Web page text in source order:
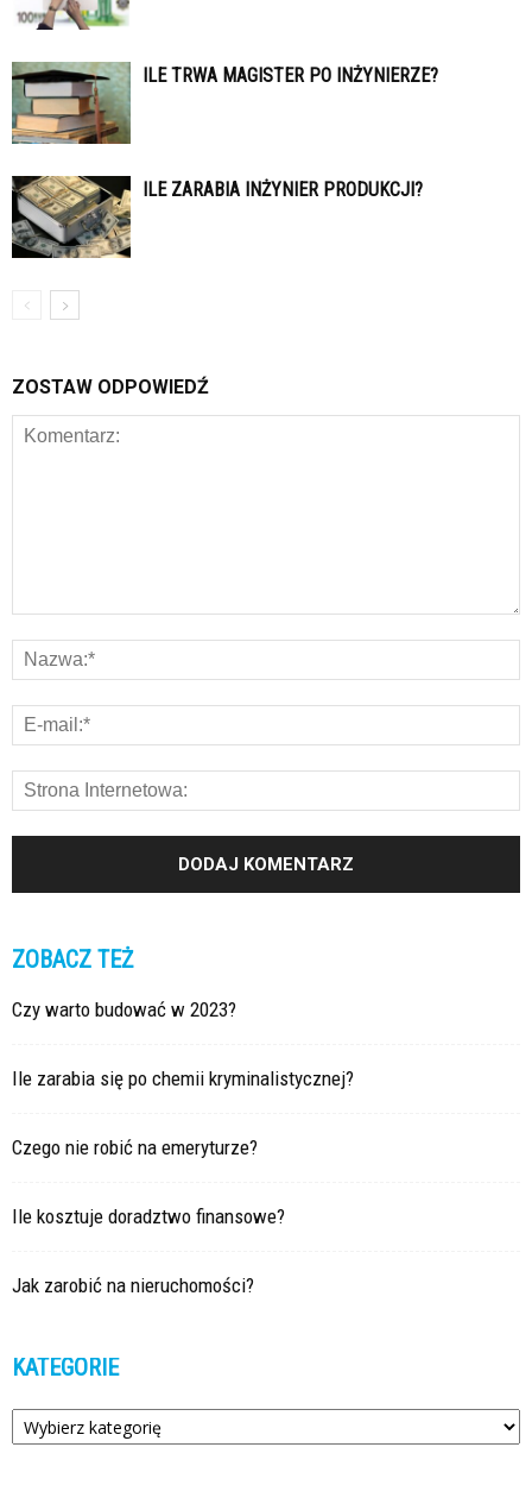
ILE TRWA MAGISTER PO INŻYNIERZE?
ILE ZARABIA INŻYNIER PRODUKCJI?
ZOSTAW ODPOWIEDŹ
ZOBACZ TEŻ
Czy warto budować w 2023?
Ile zarabia się po chemii kryminalistycznej?
Czego nie robić na emeryturze?
Ile kosztuje doradztwo finansowe?
Jak zarobić na nieruchomości?
KATEGORIE
Kategorie